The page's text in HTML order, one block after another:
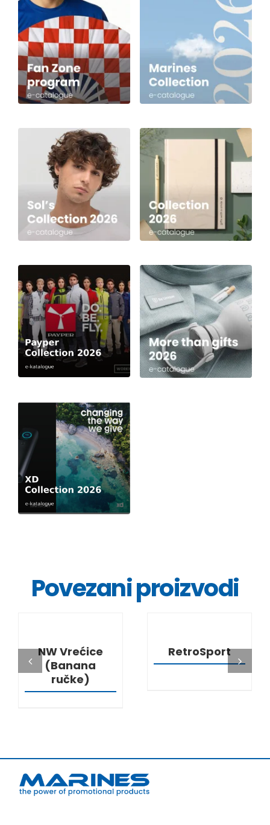
Povezani proizvodi
NW Vrećice
(Banana
ručke)
RetroSport